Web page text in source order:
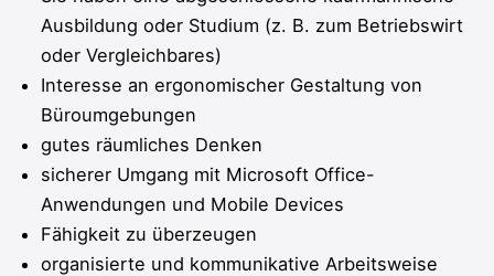
Ausbildung oder Studium (z. B. zum Betriebswirt
oder Vergleichbares)
Interesse an ergonomischer Gestaltung von
Büroumgebungen
gutes räumliches Denken
sicherer Umgang mit Microsoft Office-
Anwendungen und Mobile Devices
Fähigkeit zu überzeugen
organisierte und kommunikative Arbeitsweise